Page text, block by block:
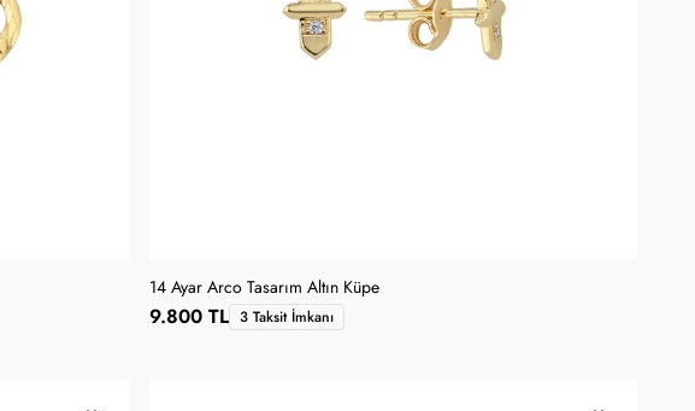
14 Ayar Arco Tasarım Altın Küpe
9.800 TL 3 Taksit İmkanı